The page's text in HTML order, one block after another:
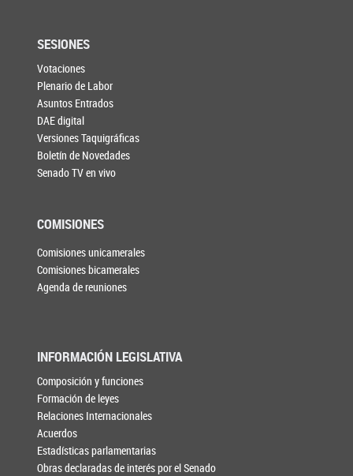
SESIONES
Votaciones
Plenario de Labor
Asuntos Entrados
DAE digital
Versiones Taquigráficas
Boletín de Novedades
Senado TV en vivo
COMISIONES
Comisiones unicamerales
Comisiones bicamerales
Agenda de reuniones
INFORMACIÓN LEGISLATIVA
Composición y funciones
Formación de leyes
Relaciones Internacionales
Acuerdos
Estadísticas parlamentarias
Obras declaradas de interés por el Senado